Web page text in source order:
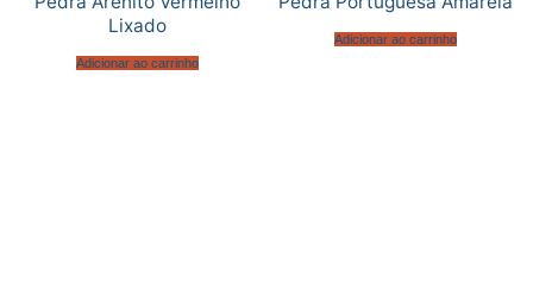
Lixado
Adicionar ao carrinho
Adicionar ao carrinho